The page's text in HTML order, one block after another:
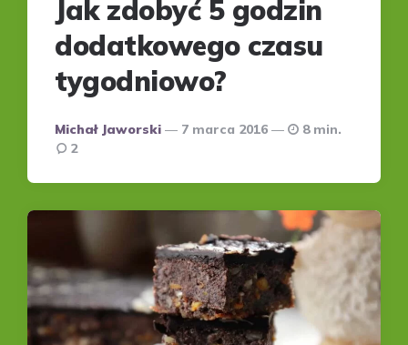
Jak zdobyć 5 godzin
dodatkowego czasu
tygodniowo?
Posted
by
Michał Jaworski 7 marca 2016
8 min.
2